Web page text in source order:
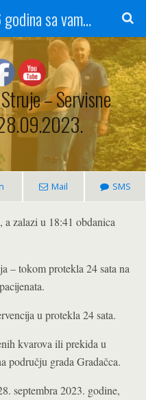
Radio Gradačac - 56 godina sa vama...
– Servisne
Mail SMS
a zalazi u 18:41 obdanica
– tokom protekla 24 sata na
u protekla 24 sata.
kvarova ili prekida u
području grada Gradačca.
septembra 2023. godine,